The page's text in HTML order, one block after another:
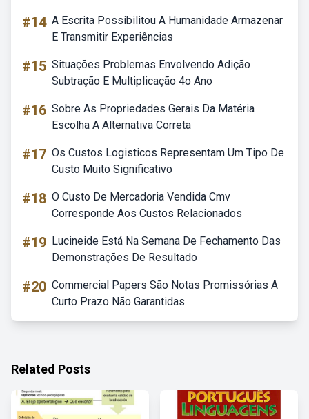
#14 A Escrita Possibilitou A Humanidade Armazenar
E Transmitir Experiências
#15 Situações Problemas Envolvendo Adição
Subtração E Multiplicação 4o Ano
#16 Sobre As Propriedades Gerais Da Matéria
Escolha A Alternativa Correta
#17 Os Custos Logisticos Representam Um Tipo De
Custo Muito Significativo
#18 O Custo De Mercadoria Vendida Cmv
Corresponde Aos Custos Relacionados
#19 Lucineide Está Na Semana De Fechamento Das
Demonstrações De Resultado
#20 Commercial Papers São Notas Promissórias A
Curto Prazo Não Garantidas
Related Posts